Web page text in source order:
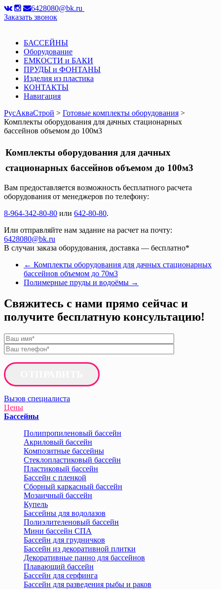
6428080@bk.ru
Заказать звонок
БАССЕЙНЫ
Оборудование
ЕМКОСТИ и БАКИ
ПРУДЫ и ФОНТАНЫ
Изделия из пластика
КОНТАКТЫ
Навигация
РусАкваСтрой > Готовые комплекты оборудования >
Комплекты оборудования для дачных стационарных
бассейнов объемом до 100м3
Комплекты оборудования для дачных
стационарных бассейнов объемом до 100м3
Вам предоставляется возможность бесплатного расчета
оборудования от менеджеров по телефону:
8-964-342-80-80 или 642-80-80.
Или отправляйте нам задание на расчет на почту:
6428080@bk.ru
В случаи заказа оборудования, доставка — бесплатно*
← Комплекты оборудования для дачных стационарных
бассейнов объемом до 70м3
Полимерные пруды и водоёмы →
Свяжитесь с нами прямо сейчас и
получите бесплатную консультацию!
Вызов специалиста
Цены
Бассейны
Полипропиленовый бассейн
Акриловый бассейн
Композитные бассейны
Стеклопластиковый бассейн
Пластиковый бассейн
Бассейн с пленкой
Сборный каркасный бассейн
Мозаичный бассейн
Купель
Бассейны для водолазов
Полиэлителеновый бассейн
Мини бассейн СПА
Бассейн для грудничков
Бассейн из декоративной плитки
Декоративные панно для бассейнов
Плавающий бассейн
Бассейн для серфинга
Бассейн для разведения рыбы и раков